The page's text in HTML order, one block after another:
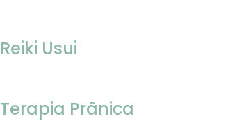
Reiki Usui
Terapia Prânica